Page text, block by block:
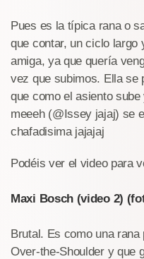
Pues es la típica rana o
que contar, un ciclo largo
amiga, ya que quería
vez que subimos. Ella se
que como el asiento
meeeh (@Issey jajaj) se
chafadisima jajajaj
Podéis ver el video para
Maxi Bosch (video 2)
Brutal. Es como una
Over-the-Shoulder y que